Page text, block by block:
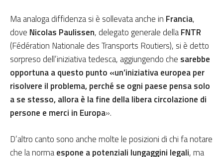
Ma analoga diffidenza si è sollevata anche in Francia,
dove Nicolas Paulissen, delegato generale dellaFNTR
(Fédération Nationale des Transports Routiers), si è detto
sorpreso dell’iniziativa tedesca, aggiungendo che sarebbe
opportuna a questo punto «un’iniziativa europea per
risolvere il problema, perché se ogni paese pensa solo
a se stesso, allora è la fine della libera circolazione di
persone e merci in Europa».
D’altro canto sono anche molte le posizioni di chi fa notare
che la normaespone a potenziali lungaggini legali, ma